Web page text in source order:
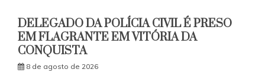
DELEGADO DA POLÍCIA CIVIL É PRESO
EM FLAGRANTE EM VITÓRIA DA
CONQUISTA
8 de agosto de 2026